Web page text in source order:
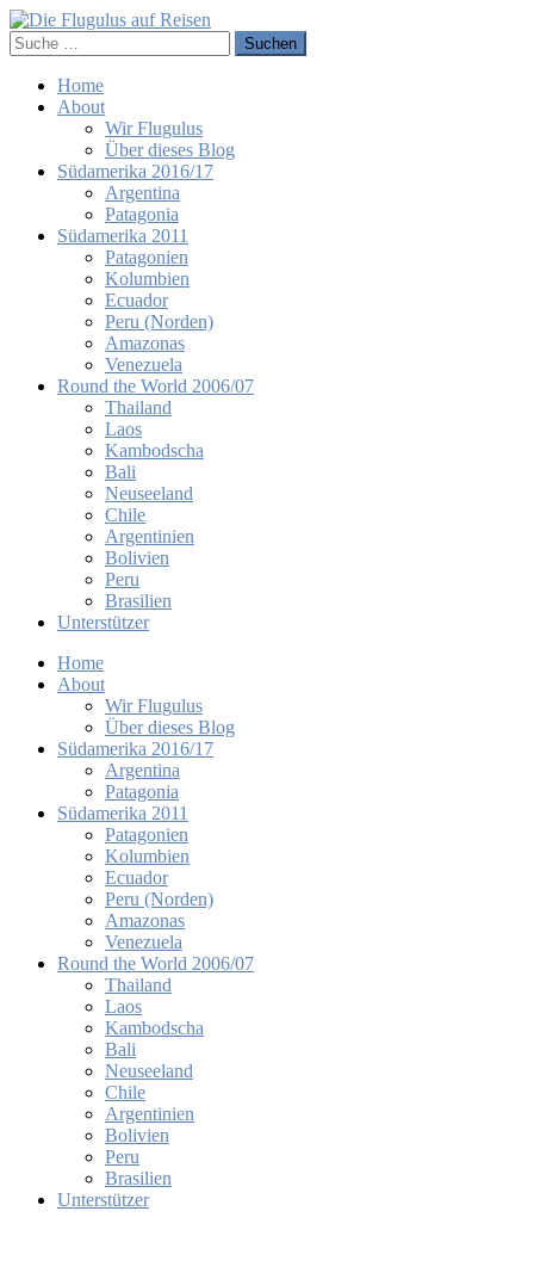
Home
About
Wir Flugulus
Über dieses Blog
Südamerika 2016/17
Argentina
Patagonia
Südamerika 2011
Patagonien
Kolumbien
Ecuador
Peru (Norden)
Amazonas
Venezuela
Round the World 2006/07
Thailand
Laos
Kambodscha
Bali
Neuseeland
Chile
Argentinien
Bolivien
Peru
Brasilien
Unterstützer
Home
About
Wir Flugulus
Über dieses Blog
Südamerika 2016/17
Argentina
Patagonia
Südamerika 2011
Patagonien
Kolumbien
Ecuador
Peru (Norden)
Amazonas
Venezuela
Round the World 2006/07
Thailand
Laos
Kambodscha
Bali
Neuseeland
Chile
Argentinien
Bolivien
Peru
Brasilien
Unterstützer